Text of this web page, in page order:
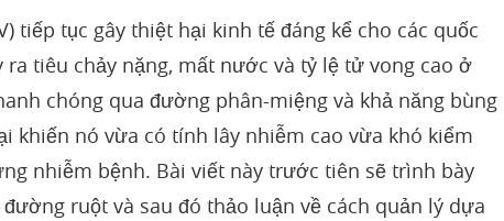
tiếp tục gây thiệt hại kinh tế đáng kể cho các quốc
tiêu chảy nặng, mất nước và tỷ lệ tử vong cao ở
chóng qua đường phân-miệng và khả năng bùng
khiến nó vừa có tính lây nhiễm cao vừa khó kiểm
nhiễm bệnh. Bài viết này trước tiên sẽ trình bày
ruột và sau đó thảo luận về cách quản lý dựa